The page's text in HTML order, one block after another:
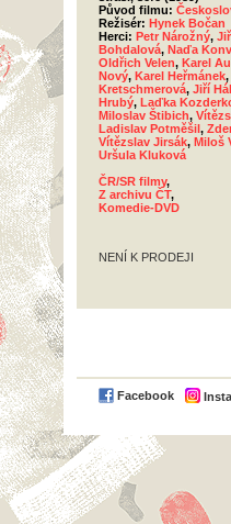
Původ filmu:
Režisér: Hynek Bočan
Herci: Petr Nárožný,
Bohdalová, Naďa
Oldřich Velen, Karel
Nový, Karel Heřmánek,
Kretschmerová, Jiří
Hrubý, Laďka
Miloslav Štibich,
Ladislav Potměšil,
Vítězslav Jirsák, Miloš
Uršula Kluková
ČR/SR filmy,
Z archivu ČT,
Komedie-DVD
NENÍ K PRODEJI
Facebook